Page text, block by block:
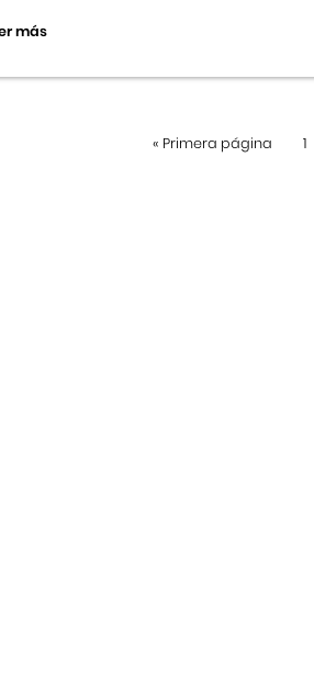
más
« Primera página 1